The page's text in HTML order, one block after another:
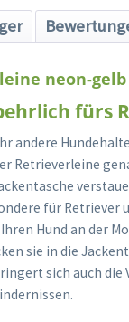
neon-gelb
fürs
andere
Retrieverleine
für Retriever
Hund an der
sie in die
sich auch